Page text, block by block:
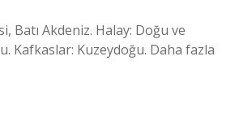
Batı Akdeniz. Halay: Doğu ve
Kafkaslar: Kuzeydoğu. Daha fazla